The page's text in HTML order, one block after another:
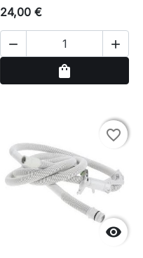
24,00 €
 
shopping_bag

favorite_border
favorite_border